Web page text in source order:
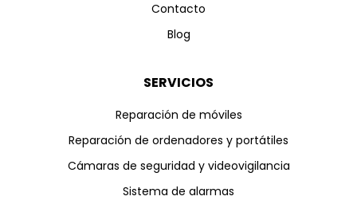
Contacto
Blog
SERVICIOS
Reparación de móviles
Reparación de ordenadores y portátiles
Cámaras de seguridad y videovigilancia
Sistema de alarmas